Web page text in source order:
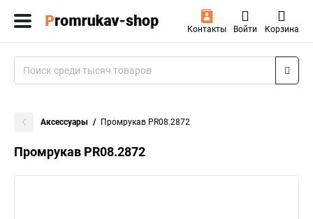
Контакты Войти Корзина
Аксессуары Промрукав PR08.2872
Промрукав PR08.2872